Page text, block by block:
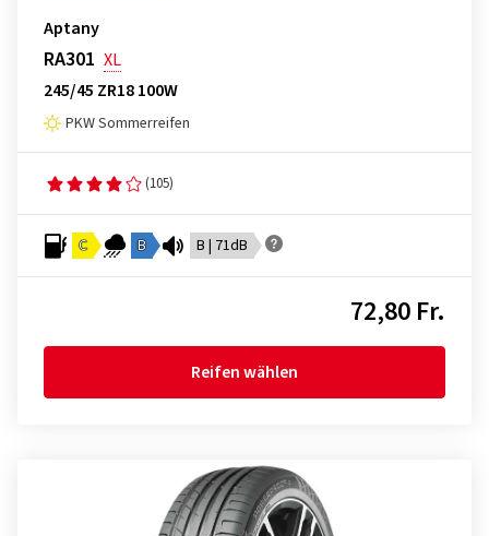
Aptany
RA301 XL
245/45 ZR18 100W
PKW Sommerreifen
(105)
C B B | 71dB
72,80 Fr.
Reifen wählen